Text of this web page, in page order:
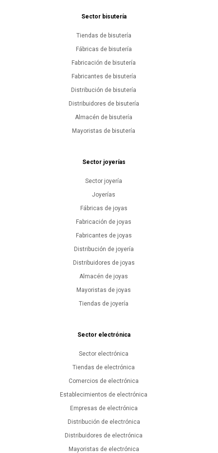
Sector bisutería
Tiendas de bisutería
Fábricas de bisutería
Fabricación de bisutería
Fabricantes de bisutería
Distribución de bisutería
Distribuidores de bisutería
Almacén de bisutería
Mayoristas de bisutería
Sector joyerías
Sector joyería
Joyerías
Fábricas de joyas
Fabricación de joyas
Fabricantes de joyas
Distribución de joyería
Distribuidores de joyas
Almacén de joyas
Mayoristas de joyas
Tiendas de joyería
Sector electrónica
Sector electrónica
Tiendas de electrónica
Comercios de electrónica
Establecimientos de electrónica
Empresas de electrónica
Distribución de electrónica
Distribuidores de electrónica
Mayoristas de electrónica